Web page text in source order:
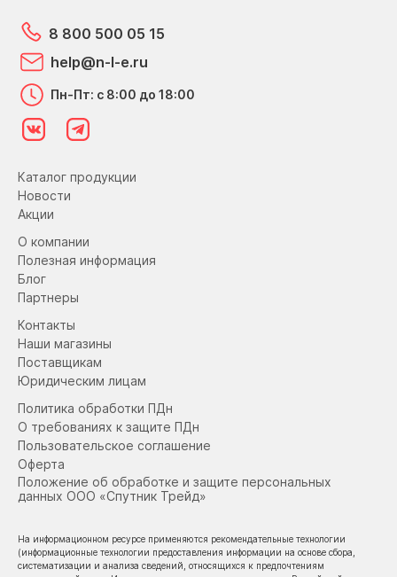
Каталог продукции
Новости
Акции
О компании
Полезная информация
Блог
Партнеры
Контакты
Наши магазины
Поставщикам
Юридическим лицам
Политика обработки ПДн
О требованиях к защите ПДн
Пользовательское соглашение
Оферта
Положение об обработке и защите персональных
данных ООО «Спутник Трейд»
8 800 500 05 15
help@n-l-e.ru
Пн-Пт: с 8:00 до 18:00
На информационном ресурсе применяются рекомендательные технологии
(информационные технологии предоставления информации на основе сбора,
систематизации и анализа сведений, относящихся к предпочтениям